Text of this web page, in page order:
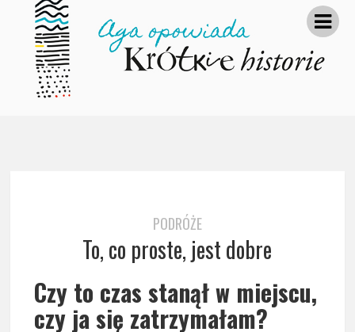
PODRÓŻE
To, co proste, jest dobre
Czy to czas stanął w miejscu,
czy ja się zatrzymałam?